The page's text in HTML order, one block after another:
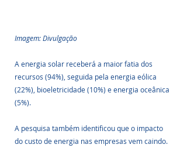
Imagem: Divulgação
A energia solar receberá a maior fatia dos
recursos (94%), seguida pela energia eólica
(22%), bioeletricidade (10%) e energia oceânica
(5%).
A pesquisa também identificou que o impacto
do custo de energia nas empresas vem caindo.